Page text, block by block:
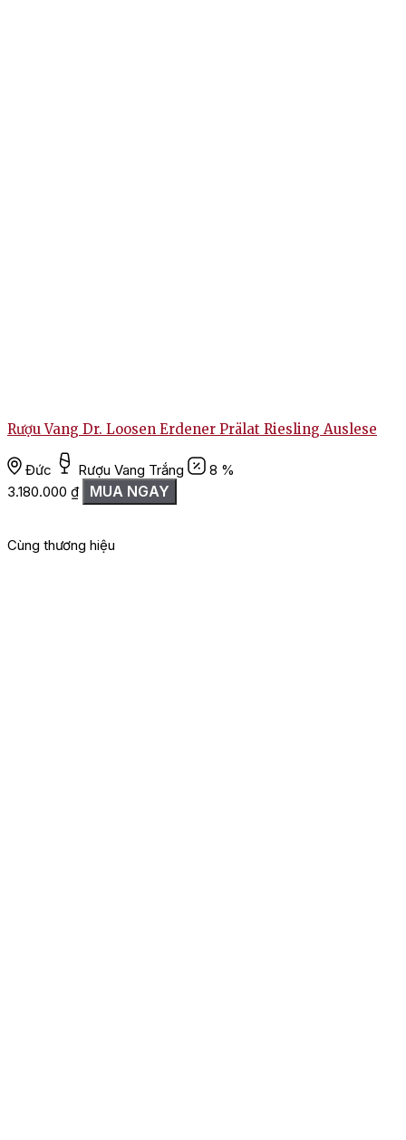
Rượu Vang Dr. Loosen Erdener Prälat Riesling Auslese
Đức Rượu Vang Trắng
8 %
3.180.000 ₫ MUA NGAY
Cùng thương hiệu